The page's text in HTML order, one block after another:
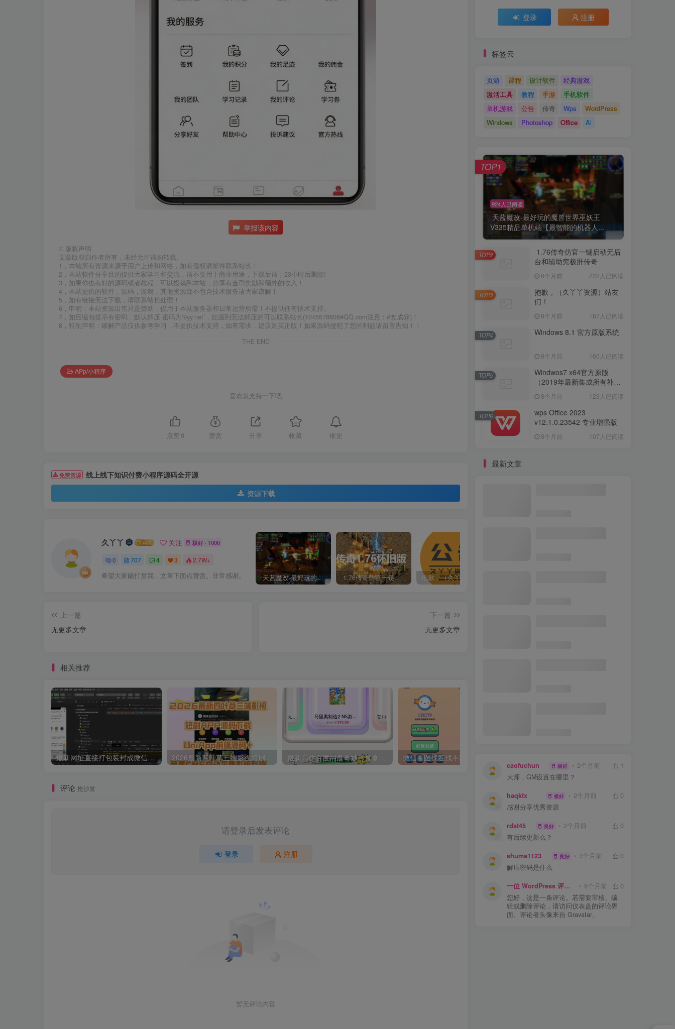
举报该内容
© 版权声明
文章版权归作者所有，未经允许请勿转载。
1，本站所有资源来源于用户上传和网络，如有侵权请邮件联系站长！
2，本站软件分享目的仅供大家学习和交流，请不要用于商业用途，下载后请于23小时后删除!
3，如果你也有好的源码或者教程，可以投稿到本站，分享有金币奖励和额外的收入！
4，本站提供的软件，源码，游戏，其他资源部不包含技术服务请大家谅解！
5，如有链接无法下载，请联系站长处理！
6，申明：本站资源出售只是赞助，仅用于本站服务器和日常运营所需！不提供任何技术支持。
7，如压缩包提示有密码，默认解压 密码为‘9yy.net’，如遇到无法解压的可以联系站长(1045578806#QQ.com注意：#改成@)！
8，特别声明：破解产品仅供参考学习，不提供技术支持，如有需求，建议购买正版！如果源码侵犯了您的利益请留言告知！！
THE END
APp/小程序
喜欢就支持一下吧
点赞 0 赞赏 分享 收藏 催更
免费资源 线上线下知识付费小程序源码全开源
资源下载
久丫丫 关注 极好 · 1000
0 707 4 3 2.7W+
希望大家能打赏我，文章下面点赞赏。非常感谢。 天蓝魔改-最好玩的魔兽世界巫妖王V335精品单机端【最智能的机器人】 1.76传奇仿官一键启动无后台和辅助究极肝传奇
上一篇
无更多文章
下一篇
无更多文章
相关推荐
最新网址直接打包装封成微信小程序源码 2026最新四叶草三端影视短剧APP源码下载UniApp前端源码+苹果CMS 最新高仿百度网盘奇妙赏盲盒小程序/h5源码修复版
评论 抢沙发
请登录后发表评论
登录 注册
暂无评论内容
登录 注册
标签云
页游 课程 设计软件
经典游戏
激活工具
教程 手游
手机软件
单机游戏
公告 传奇 Wps
WordPress
Windows
Photoshop Office Ai
924人已阅读
天蓝魔改-最好玩的魔兽世界巫妖王
V335精品单机端【最智能的机器人...
TOP1
1.76传奇仿官一键启动无后
台和辅助究极肝传奇
6个月前 222人已阅读
TOP2
抱歉，（久丫丫资源）站友
们！
8个月前 187人已阅读
TOP3
Windows 8.1 官方原版系统
8个月前 160人已阅读
TOP4
Windwos7 x64官方原版
（2019年最新集成所有补丁
8个月前 123人已阅读
TOP5
wps Office 2023
v12.1.0.23542 专业增强版
8个月前 107人已阅读
TOP6
最新文章
caofuchun 极好 2个月前
1
大师，GM设置在哪里？
haqktx 极好 2个月前
0
感谢分享优秀资源
rdst45 良好 2个月前
0
有后续更新么？
shuma1123 良好 3个月前
0
解压密码是什么
一位 WordPress 评论者 8个月前
0
您好，这是一条评论。若需要审核、编
辑或删除评论，请访问仪表盘的评论界
面。评论者头像来自 Gravatar。